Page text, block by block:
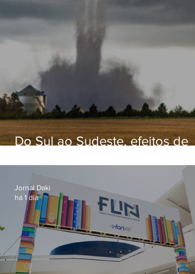
Do Sul ao Sudeste, efeitos de
apreensão na população
Jornal Daki
há 1 dia